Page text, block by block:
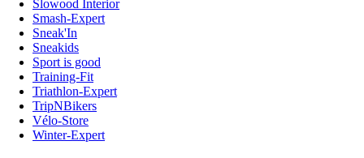
Slowood Interior
Smash-Expert
Sneak'In
Sneakids
Sport is good
Training-Fit
Triathlon-Expert
TripNBikers
Vélo-Store
Winter-Expert